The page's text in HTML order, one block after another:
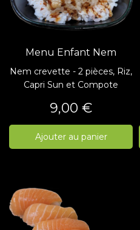
Menu Enfant Nem
Nem crevette - 2 pièces, Riz,
Capri Sun et Compote
Prix
9,00 €
Ajouter au panier